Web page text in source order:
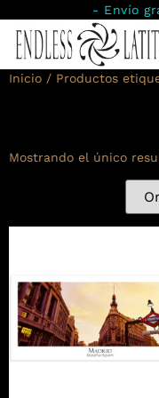
- Envío
Inicio / Productos
Mostrando el único